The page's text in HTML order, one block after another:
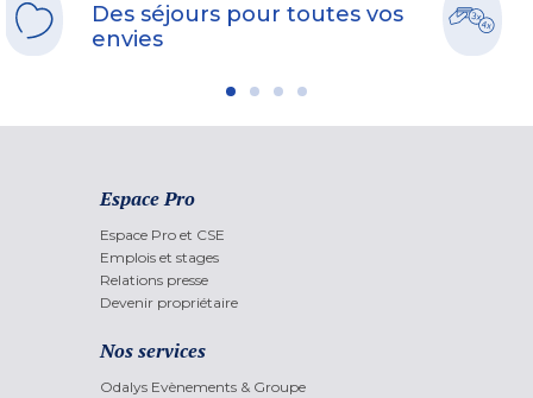
Des séjours pour toutes vos
envies
Espace Pro
Espace Pro et CSE
Emplois et stages
Relations presse
Devenir propriétaire
Nos services
Odalys Evènements & Groupe